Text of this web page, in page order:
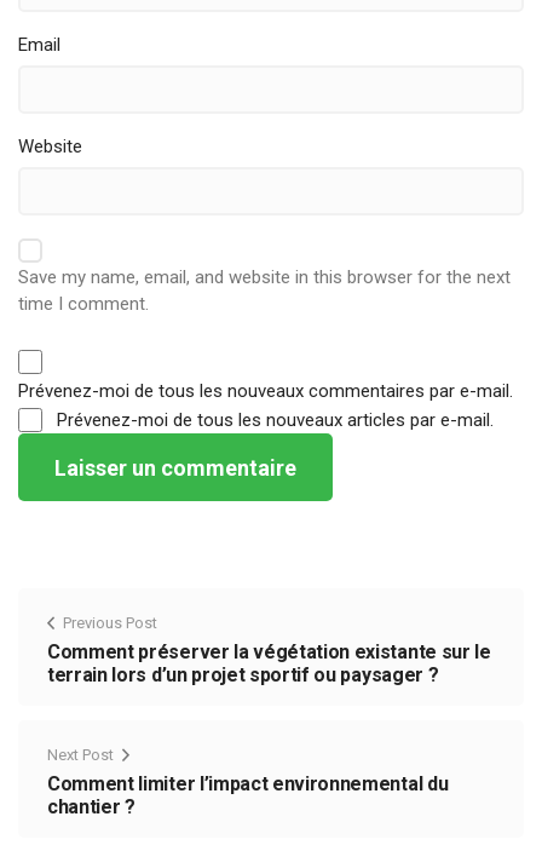
Email
Website
Save my name, email, and website in this browser for the next
time I comment.
Prévenez-moi de tous les nouveaux commentaires par e-mail.
Prévenez-moi de tous les nouveaux articles par e-mail.
Previous Post
Comment préserver la végétation existante sur le
terrain lors d’un projet sportif ou paysager ?
Next Post
Comment limiter l’impact environnemental du
chantier ?